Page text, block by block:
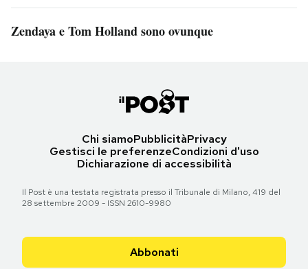
Zendaya e Tom Holland sono ovunque
Chi siamoPubblicitàPrivacy
Gestisci le preferenzeCondizioni d'uso
Dichiarazione di accessibilità
Il Post è una testata registrata presso il Tribunale di Milano, 419 del
28 settembre 2009 - ISSN 2610-9980
Abbonati